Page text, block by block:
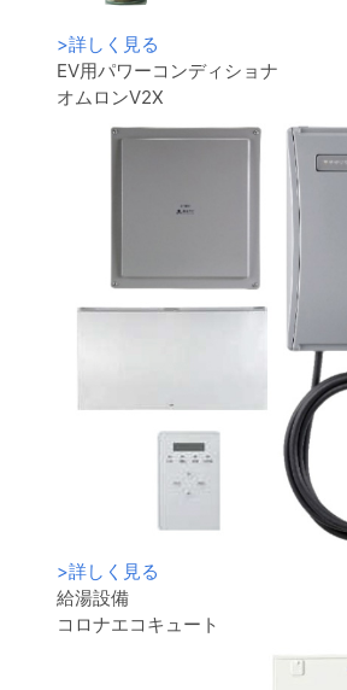
>詳しく見る
EV用パワーコンディショナ
オムロンV2X
>詳しく見る
給湯設備
コロナエコキュート